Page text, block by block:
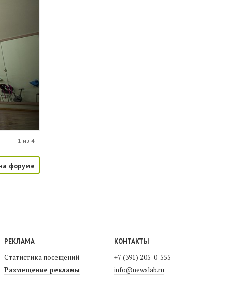
1 из 4
форуме
РЕКЛАМА
Статистика посещений
Размещение рекламы
КОНТАКТЫ
+7 (391) 205-0-555
info@newslab.ru